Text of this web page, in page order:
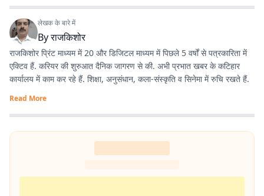
लेखक के बारे में
Byराजकिशोर
राजकिशोर प्रिंट माध्यम में 20 और डिजिटल माध्यम में पिछले 5 वर्षों से पत्रकारिता में
एक्टिव हैं. करियर की शुरुआत दैनिक जागरण से की. अभी प्रभात खबर के कटिहार
कार्यालय में काम कर रहे हैं. शिक्षा, अनुसंधान, कला-संस्कृति व सिनेमा में रुचि रखते हैं.
Read More